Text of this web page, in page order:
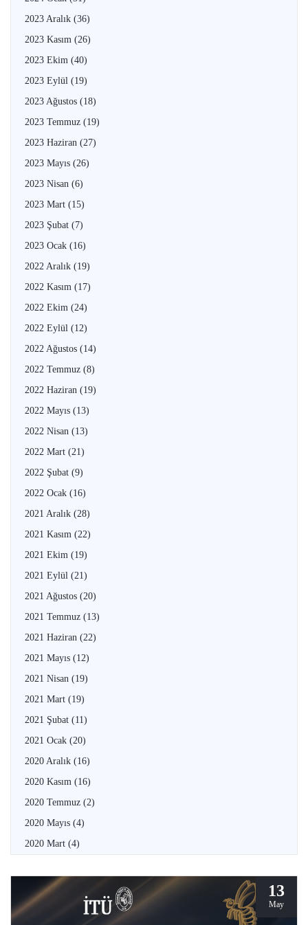
2023 Aralık (36)
2023 Kasım (26)
2023 Ekim (40)
2023 Eylül (19)
2023 Ağustos (18)
2023 Temmuz (19)
2023 Haziran (27)
2023 Mayıs (26)
2023 Nisan (6)
2023 Mart (15)
2023 Şubat (7)
2023 Ocak (16)
2022 Aralık (19)
2022 Kasım (17)
2022 Ekim (24)
2022 Eylül (12)
2022 Ağustos (14)
2022 Temmuz (8)
2022 Haziran (19)
2022 Mayıs (13)
2022 Nisan (13)
2022 Mart (21)
2022 Şubat (9)
2022 Ocak (16)
2021 Aralık (28)
2021 Kasım (22)
2021 Ekim (19)
2021 Eylül (21)
2021 Ağustos (20)
2021 Temmuz (13)
2021 Haziran (22)
2021 Mayıs (12)
2021 Nisan (19)
2021 Mart (19)
2021 Şubat (11)
2021 Ocak (20)
2020 Aralık (16)
2020 Kasım (16)
2020 Temmuz (2)
2020 Mayıs (4)
2020 Mart (4)
13
May